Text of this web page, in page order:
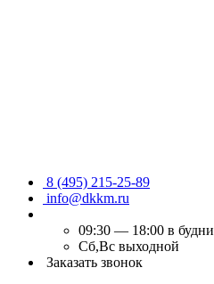
8 (495) 215-25-89
info@dkkm.ru
09:30 — 18:00 в будни
Сб,Вс выходной
Заказать звонок